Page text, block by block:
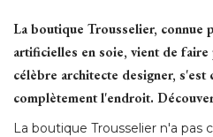
La boutique Trousselier, connue
artificielles en soie, vient de faire
célèbre architecte designer, s'est
complètement l'endroit.
La boutique Trousselier n'a pas